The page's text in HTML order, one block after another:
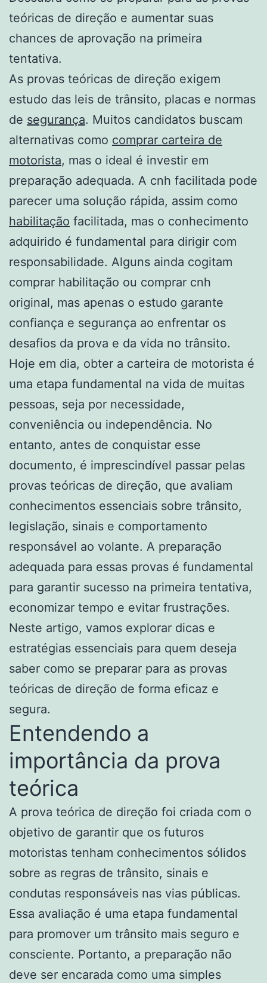
teóricas de direção e aumentar suas
chances de aprovação na primeira
tentativa.
As provas teóricas de direção exigem
estudo das leis de trânsito, placas e normas
de segurança. Muitos candidatos buscam
alternativas como comprar carteira de
motorista, mas o ideal é investir em
preparação adequada. A cnh facilitada pode
parecer uma solução rápida, assim como
habilitação facilitada, mas o conhecimento
adquirido é fundamental para dirigir com
responsabilidade. Alguns ainda cogitam
comprar habilitação ou comprar cnh
original, mas apenas o estudo garante
confiança e segurança ao enfrentar os
desafios da prova e da vida no trânsito.
Hoje em dia, obter a carteira de motorista é
uma etapa fundamental na vida de muitas
pessoas, seja por necessidade,
conveniência ou independência. No
entanto, antes de conquistar esse
documento, é imprescindível passar pelas
provas teóricas de direção, que avaliam
conhecimentos essenciais sobre trânsito,
legislação, sinais e comportamento
responsável ao volante. A preparação
adequada para essas provas é fundamental
para garantir sucesso na primeira tentativa,
economizar tempo e evitar frustrações.
Neste artigo, vamos explorar dicas e
estratégias essenciais para quem deseja
saber como se preparar para as provas
teóricas de direção de forma eficaz e
segura.
Entendendo a
importância da prova
teórica
A prova teórica de direção foi criada com o
objetivo de garantir que os futuros
motoristas tenham conhecimentos sólidos
sobre as regras de trânsito, sinais e
condutas responsáveis nas vias públicas.
Essa avaliação é uma etapa fundamental
para promover um trânsito mais seguro e
consciente. Portanto, a preparação não
deve ser encarada como uma simples